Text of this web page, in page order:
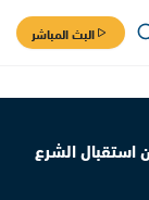
البث المباشر
الشرع